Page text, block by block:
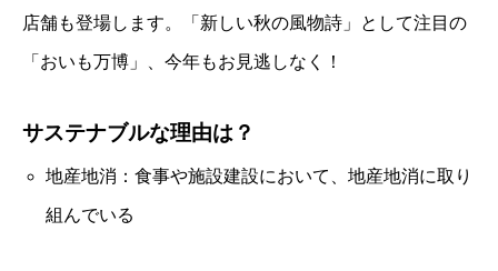
店舗も登場します。「新しい秋の風物詩」として注目の
「おいも万博」、今年もお見逃しなく！
サステナブルな理由は？
地産地消：食事や施設建設において、地産地消に取り
組んでいる